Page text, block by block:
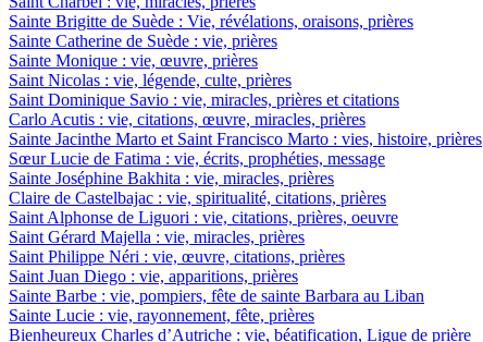
Sainte Brigitte de Suède : Vie, révélations, oraisons, prières
Sainte Catherine de Suède : vie, prières
Sainte Monique : vie, œuvre, prières
Saint Nicolas : vie, légende, culte, prières
Saint Dominique Savio : vie, miracles, prières et citations
Carlo Acutis : vie, citations, œuvre, miracles, prières
Sainte Jacinthe Marto et Saint Francisco Marto : vies, histoire, prières
Sœur Lucie de Fatima : vie, écrits, prophéties, message
Sainte Joséphine Bakhita : vie, miracles, prières
Claire de Castelbajac : vie, spiritualité, citations, prières
Saint Alphonse de Liguori : vie, citations, prières, oeuvre
Saint Gérard Majella : vie, miracles, prières
Saint Philippe Néri : vie, œuvre, citations, prières
Saint Juan Diego : vie, apparitions, prières
Sainte Barbe : vie, pompiers, fête de sainte Barbara au Liban
Sainte Lucie : vie, rayonnement, fête, prières
Bienheureux Charles d’Autriche : vie, béatification, Ligue de prière